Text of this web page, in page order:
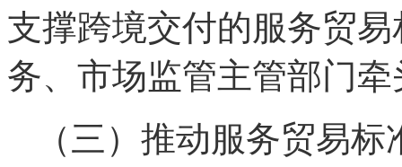
支撑跨境交付的服务贸
务、市场监管主管部门
（三）推动服务贸易